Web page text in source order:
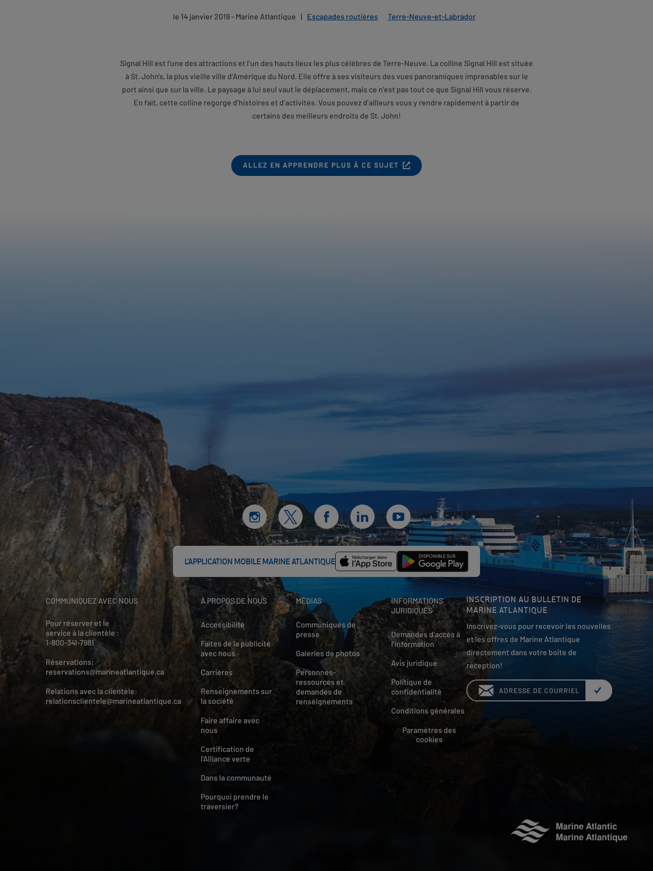
le 14 janvier 2019 - Marine Atlantique | Escapades routières Terre-Neuve-et-Labrador
Signal Hill est l'une des attractions et l’un des hauts lieux les plus célèbres de Terre-Neuve. La colline Signal Hill est située
à St. John's, la plus vieille ville d’Amérique du Nord. Elle offre à ses visiteurs des vues panoramiques imprenables sur le
port ainsi que sur la ville. Le paysage à lui seul vaut le déplacement, mais ce n’est pas tout ce que Signal Hill vous réserve.
En fait, cette colline regorge d’histoires et d’activités. Vous pouvez d’ailleurs vous y rendre rapidement à partir de
certains des meilleurs endroits de St. John!
ALLEZ EN APPRENDRE PLUS À CE SUJET
OPENS
NEW
L’APPLICATION MOBILE MARINE ATLANTIQUE
COMMUNIQUEZ AVEC NOUS
Pour réserver et le
service à la clientèle :
1-800-341-7981
Réservations:
reservations@marineatlantique.ca
Relations avec la clientèle:
relationsclientele@marineatlantique.ca
À PROPOS DE NOUS
Accessibilité
Faites de la publicité
avec nous
Carrières
Renseignements sur
la société
Faire affaire avec
nous
Certification de
l'Alliance verte
Dans la communauté
Pourquoi prendre le
traversier?
MÉDIAS
Communiqués de
presse
Galeries de photos
Personnes-
ressources et
demandes de
renseignements
INFORMATIONS
JURIDIQUES
Demandes d’accès à
l’information
Avis juridique
Politique de
confidentialité
Conditions générales
Paramètres des
cookies
INSCRIPTION AU BULLETIN DE
MARINE ATLANTIQUE
Inscrivez-vous pour recevoir les nouvelles
et les offres de Marine Atlantique
directement dans votre boîte de
réception!
Email: